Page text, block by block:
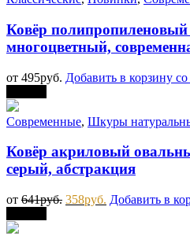
Ковёр
многоцветный,
от 495руб. Добавить в корзину
Современные, Шкуры
Ковёр акриловый
серый, абстракция
от 641руб. 358руб. Добавить в